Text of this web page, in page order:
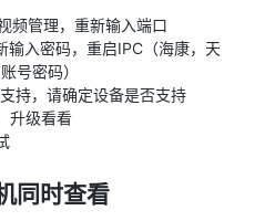
频管理，重新输入端口
输入密码，重启IPC（海康，天
号密码）
持，请确定设备是否支持
升级看看
同时查看